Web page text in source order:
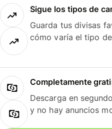
Sigue los tipos de
Guarda tus divisas
cómo varía el tipo
Completamente
Descarga en
y no hay anuncios